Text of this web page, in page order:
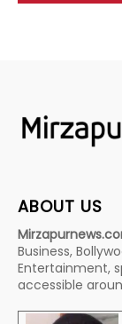
ABOUT US
Business,
Entertainment,
accessible